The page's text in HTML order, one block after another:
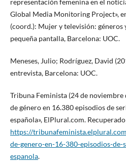
representación femenina en el
Global Media Monitoring Project»,
(coord.): Mujer y televisión: géneros
pequeña pantalla, Barcelona: UOC.
Meneses, Julio; Rodríguez, David
entrevista, Barcelona: UOC.
Tribuna Feminista (24 de
de género en 16.380 episodios de
española», ElPlural.com.
https://
de-genero-en-16-380-episodios-
espanola.